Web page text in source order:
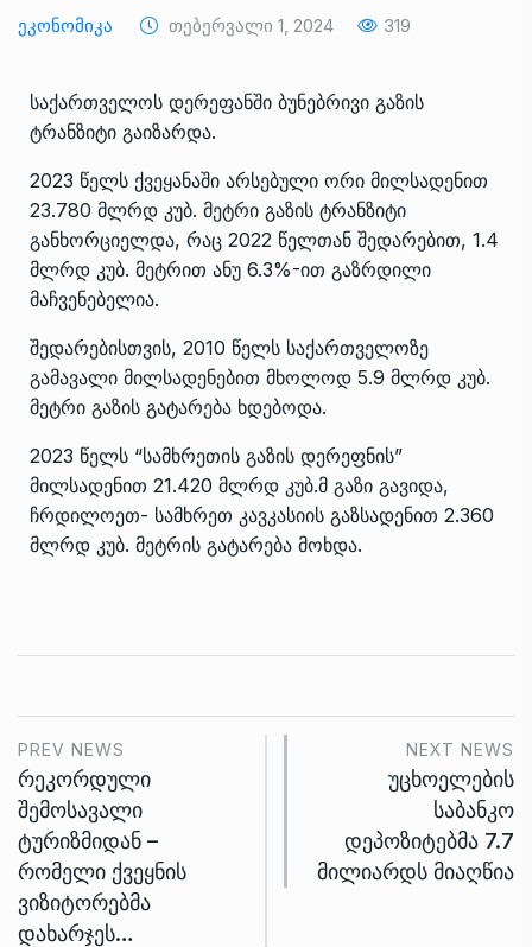
Ეკონომიკა Თებერვალი 1, 2024 319
საქართველოს დერეფანში ბუნებრივი გაზის
ტრანზიტი გაიზარდა.
2023 წელს ქვეყანაში არსებული ორი მილსადენით
23.780 მლრდ კუბ. მეტრი გაზის ტრანზიტი
განხორციელდა, რაც 2022 წელთან შედარებით, 1.4
მლრდ კუბ. მეტრით ანუ 6.3%-ით გაზრდილი
მაჩვენებელია.
შედარებისთვის, 2010 წელს საქართველოზე
გამავალი მილსადენებით მხოლოდ 5.9 მლრდ კუბ.
მეტრი გაზის გატარება ხდებოდა.
2023 წელს “სამხრეთის გაზის დერეფნის”
მილსადენით 21.420 მლრდ კუბ.მ გაზი გავიდა,
ჩრდილოეთ- სამხრეთ კავკასიის გაზსადენით 2.360
მლრდ კუბ. მეტრის გატარება მოხდა.
PREV NEWS
რეკორდული
შემოსავალი
ტურიზმიდან –
რომელი ქვეყნის
ვიზიტორებმა
დახარჯეს…
NEXT NEWS
უცხოელების
საბანკო
დეპოზიტებმა 7.7
მილიარდს მიაღწია